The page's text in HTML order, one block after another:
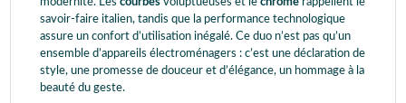
savoir-faire italien, tandis que la performance technologique
assure un confort d’utilisation inégalé. Ce duo n’est pas qu’un
ensemble d’appareils électroménagers : c’est une déclaration de
style, une promesse de douceur et d’élégance, un hommage à la
beauté du geste.